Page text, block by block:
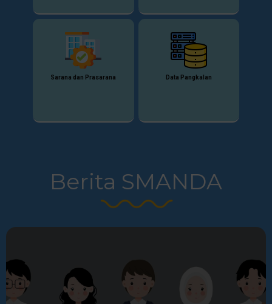
Sarana dan Prasarana Data Pangkalan
Berita SMANDA